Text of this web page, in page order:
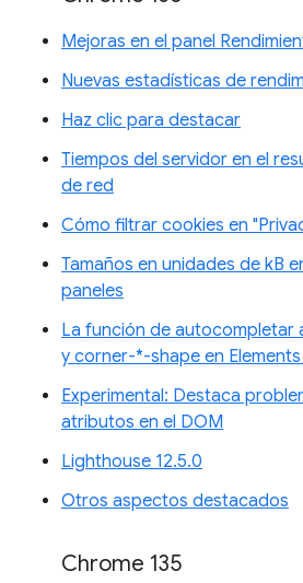
Mejoras en el panel
Nuevas estadísticas de
Haz clic para destacar
Tiempos del servidor en el
de red
Cómo filtrar cookies en
Tamaños en unidades de kB
paneles
La función de autocompletar
y corner-*-shape en Elements
Experimental: Destaca
atributos en el DOM
Lighthouse 12.5.0
Otros aspectos destacados
Chrome 135